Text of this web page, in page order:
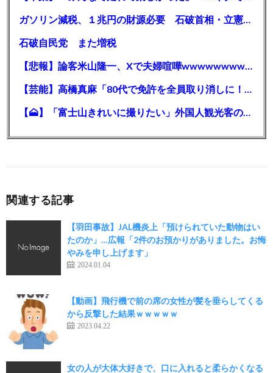
ガソリン減税、１兆円の財源必要 石破首相・立憲野田氏「財源は死に物狂いで確保しなければならない」「本当に死に物狂いで」
石破自民党 また増税
【悲報】論客米山隆一、Xで夫婦喧嘩wwwwwwwwwwww
【芸能】高橋真麻「80代で免許を全員取り消しに！」 高齢ドライバーの事故問題で、高齢者の運転免許取り消し法を提案
【🗻】「富士山きれいに撮りたい」外国人観光客のレンタカー事故が急増…「ハンドルが逆で慣れず」、道の狭さも
関連する記事
【羽田事故】JAL機炎上「預けられていた動物はい
たのか」…広報「2件のお預かりがありました。お悔
やみを申し上げます」
2024.01.04
【動画】飛行機で前の席の女性が髪を垂らしてくる
から反撃した結果ｗｗｗｗｗ
2023.04.22
女の人が大体大好きで、口に入れると柔らかくなる